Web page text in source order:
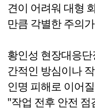
견이 어려워 대형
만큼 각별한 주의
황인성 현장대응
간적인 방심이나
인명 피해로 이어
"작업 전후 안전